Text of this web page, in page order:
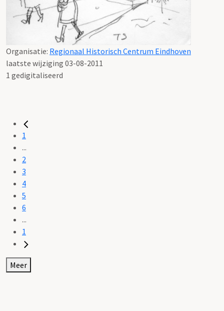
Organisatie: Regionaal Historisch Centrum Eindhoven
laatste wijziging 03-08-2011
1 gedigitaliseerd
1
...
2
3
4
5
6
...
1
Meer